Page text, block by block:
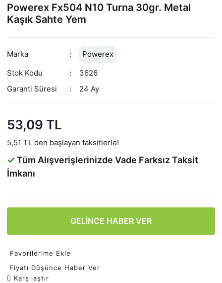
Powerex Fx504 N10 Turna 30gr. Metal
Kaşık Sahte Yem
Marka
Powerex
Stok Kodu
3626
Garanti Süresi
24 Ay
53,09 TL
5,51 TL den başlayan taksitlerle!
✓ Tüm Alışverişlerinizde Vade Farksız Taksit
İmkanı
GELİNCE HABER VER
Favorilerime Ekle
Fiyatı Düşünce Haber Ver
Karşılaştır